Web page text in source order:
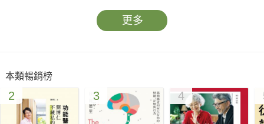
●準備懷孕前，哪些事不可不知？
●懷孕後最在意哪些健康問題？
不知道已懷孕曾吃西藥，會影響寶寶嗎？「生一個孩子，掉一顆
更多
本類暢銷榜
2 3 4